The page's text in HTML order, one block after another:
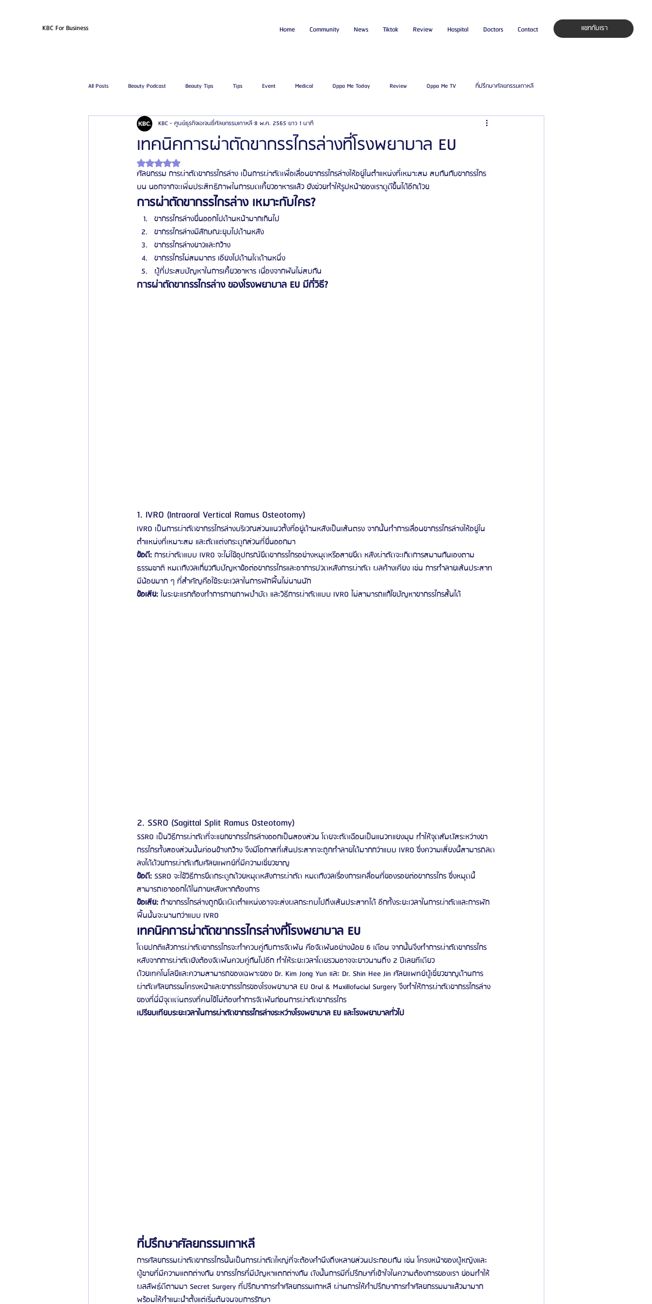
Home Community News Tiktok Review Hospital Doctors Contact แชทกับเรา
KBC For Business
All Posts Beauty Podcast Beauty Tips Tips Event Medical Oppa Me Today Review Oppa Me TV ที่ปรึกษาศัลยกรรมเกาหลี
รีวิวศัลยกรรมฉีดไขมัน รีวิวศัลยกรรมดูดไขมัน โรงพยาบาลศัลยกรรมเอท็อป ศัลยแพทย์ ประเทศเกาหลี
โรงพยาบาลศัลยกรรมเฟรช
รีวิวศัลยกรรมผู้ชาย โรงพยาบาลศัลยกรรมมาอิน โรงพยาบาลศัลยกรรมนานะ
ข่าวสารศัลยกรรมเกาหลี รีวิวดูดไขมัน
เทคนิคการผ่าตัดขากรรไกรล่างที่โรงพยาบาล EU
KBC - ศูนย์ธุรกิจเอเจนซี่ศัลยกรรมเกาหลี 8 พ.ค. 2565 ยาว 1 นาที
ได้รับ NaN เต็ม 5 ดาว
ศัลยกรรม การผ่าตัดขากรรไกรล่าง เป็นการผ่าตัดเพื่อเลื่อนขากรรไกรล่างให้อยู่ในตำแหน่งที่เหมาะสม สบกันกับขากรรไกร
บน นอกจากจะเพิ่มประสิทธิภาพในการบดเคี้ยวอาหารแล้ว ยังช่วยทำให้รูปหน้าของเราดูดีขึ้นได้อีกด้วย
การผ่าตัดขากรรไกรล่าง เหมาะกับใคร?
ขากรรไกรล่างยื่นออกไปด้านหน้ามากเกินไป
ขากรรไกรล่างมีลักษณะยุบไปด้านหลัง
ขากรรไกรล่างยาวและกว้าง
ขากรรไกรไม่สมมาตร เอียงไปด้านใดด้านหนึ่ง
ผู้ที่ประสบปัญหาในการเคี้ยวอาหาร เนื่องจากฟันไม่สบกัน
การผ่าตัดขากรรไกรล่าง ของโรงพยาบาล EU มีกี่วิธี?
1. IVRO (Intraoral Vertical Ramus Osteotomy)
IVRO เป็นการผ่าตัดขากรรไกรล่างบริเวณส่วนแนวตั้งที่อยู่ด้านหลังเป็นเส้นตรง จากนั้นทำการเลื่อนขากรรไกรล่างให้อยู่ใน
ตำแหน่งที่เหมาะสม และตัดแต่งกระดูกส่วนที่ยื่นออกมา
ข้อดี: การผ่าตัดแบบ IVRO จะไม่ใช้อุปกรณ์ยึดขากรรไกรอย่างหมุดหรือสายยึด หลังผ่าตัดจะเกิดการสมานกันเองตาม
ธรรมชาติ หมดกังวลเกี่ยวกับปัญหาข้อต่อขากรรไกรและอาการปวดหลังการผ่าตัด ผลค้างเคียง เช่น การทำลายเส้นประสาท
มีน้อยมาก ๆ ที่สำคัญคือใช้ระยะเวลาในการพักฟื้นไม่นานนัก
ข้อเสีย: ในระยะแรกต้องทำการกายภาพบำบัด และวิธีการผ่าตัดแบบ IVRO ไม่สามารถแก้ไขปัญหาขากรรไกรสั้นได้
2. SSRO (Sagittal Split Ramus Osteotomy)
SSRO เป็นวิธีการผ่าตัดที่จะแยกขากรรไกรล่างออกเป็นสองส่วน โดยจะตัดเฉือนเป็นแนวทแยงมุม ทำให้จุดสัมผัสระหว่างขา
กรรไกรทั้งสองส่วนนั้นค่อนข้างกว้าง จึงมีโอกาสที่เส้นประสาทจะถูกทำลายได้มากกว่าแบบ IVRO ซึ่งความเสี่ยงนี้สามารถลด
ลงได้ด้วยการผ่าตัดกับศัลยแพทย์ที่มีความเชี่ยวชาญ
ข้อดี: SSRO จะใช้วิธีการยึดกระดูกด้วยหมุดหลังการผ่าตัด หมดกังวลเรื่องการเคลื่อนที่ของรอยต่อขากรรไกร ซึ่งหมุดนี้
สามารถเอาออกได้ในภายหลังหากต้องการ
ข้อเสีย: ถ้าขากรรไกรล่างถูกยึดผิดตำแหน่งอาจจะส่งผลกระทบไปถึงเส้นประสาทได้ อีกทั้งระยะเวลาในการผ่าตัดและการพัก
ฟื้นนั้นจะนานกว่าแบบ IVRO
เทคนิคการผ่าตัดขากรรไกรล่างที่โรงพยาบาล EU
โดยปกติแล้วการผ่าตัดขากรรไกรจะทำควบคู่กับการจัดฟัน คือจัดฟันอย่างน้อย 6 เดือน จากนั้นจึงทำการผ่าตัดขากรรไกร
หลังจากการผ่าตัดยังต้องจัดฟันควบคู่กันไปอีก ทำให้ระยะเวลาโดยรวมอาจจะยาวนานถึง 2 ปีเลยทีเดียว
ด้วยเทคโนโลยีและความสามารถของเฉพาะของ Dr. Kim Jong Yun และ Dr. Shin Hee Jin ศัลยแพทย์ผู้เชี่ยวชาญด้านการ
ผ่าตัดศัลยกรรมโครงหน้าและขากรรไกรของโรงพยาบาล EU Oral & Maxillofacial Surgery จึงทำให้การผ่าตัดขากรรไกรล่าง
ของที่นี่มีจุดเด่นตรงที่คนไข้ไม่ต้องทำการจัดฟันก่อนการผ่าตัดขากรรไกร
เปรียบเทียบระยะเวลาในการผ่าตัดขากรรไกรล่างระหว่างโรงพยาบาล EU และโรงพยาบาลทั่วไป
ที่ปรึกษาศัลยกรรมเกาหลี
การศัลยกรรมผ่าตัดขากรรไกรนั้นเป็นการผ่าตัดใหญ่ที่จะต้องคำนึงถึงหลายส่วนประกอบกัน เช่น โครงหน้าของผู้หญิงและ
ผู้ชายที่มีความแตกต่างกัน ขากรรไกรที่มีปัญหาแตกต่างกัน ดังนั้นการมีที่ปรึกษาที่เข้าใจในความต้องการของเรา ย่อมทำให้
ผลลัพธ์ดีตามมา Secret Surgery ที่ปรึกษาการทำศัลยกรรมเกาหลี ผ่านการให้คำปรึกษาการทำศัลยกรรมมาแล้วมามาก
พร้อมให้คำแนะนำตั้งแต่เริ่มต้นจนจบการรักษา